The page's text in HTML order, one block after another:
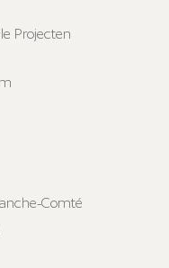
Projecten
Comté